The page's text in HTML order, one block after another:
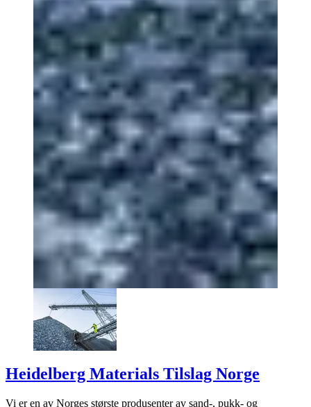
Heidelberg Materials Tilslag Norge
Vi er en av Norges største produsenter av sand-, pukk- og